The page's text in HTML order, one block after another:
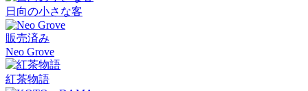
日向の小さな客
販売済み
Neo Grove
紅茶物語